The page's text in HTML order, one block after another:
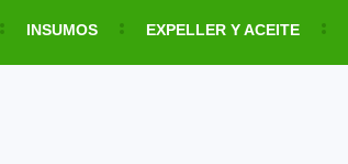
INSUMOS EXPELLER Y ACEITE